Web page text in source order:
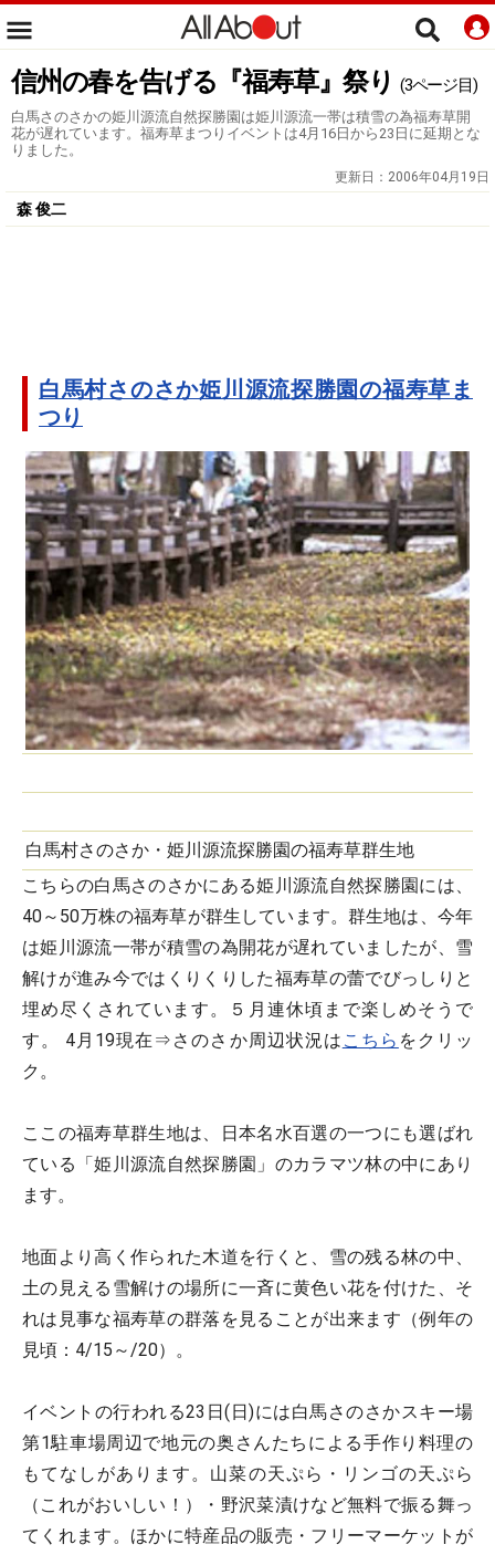
信州の春を告げる『福寿草』祭り (3ページ目)
白馬さのさかの姫川源流自然探勝園は姫川源流一帯は積雪の為福寿草開
花が遅れています。福寿草まつりイベントは4月16日から23日に延期とな
りました。
更新日： 2006年04月19日
森 俊二
白馬村さのさか姫川源流探勝園の福寿草ま
つり
白馬村さのさか・姫川源流探勝園の福寿草群生地
こちらの白馬さのさかにある姫川源流自然探勝園には、
40～50万株の福寿草が群生しています。群生地は、今年
は姫川源流一帯が積雪の為開花が遅れていましたが、雪
解けが進み今ではくりくりした福寿草の蕾でびっしりと
埋め尽くされています。５月連休頃まで楽しめそうで
す。 4月19現在⇒さのさか周辺状況は こちら をクリッ
ク。
ここの福寿草群生地は、日本名水百選の一つにも選ばれ
ている「姫川源流自然探勝園」のカラマツ林の中にあり
ます。
地面より高く作られた木道を行くと、雪の残る林の中、
土の見える雪解けの場所に一斉に黄色い花を付けた、そ
れは見事な福寿草の群落を見ることが出来ます（例年の
見頃：4/15～/20）。
イベントの行われる23日(日)には白馬さのさかスキー場
第1駐車場周辺で地元の奥さんたちによる手作り料理の
もてなしがあります。山菜の天ぷら・リンゴの天ぷら
（これがおいしい！）・野沢菜漬けなど無料で振る舞っ
てくれます。ほかに特産品の販売・フリーマーケットが